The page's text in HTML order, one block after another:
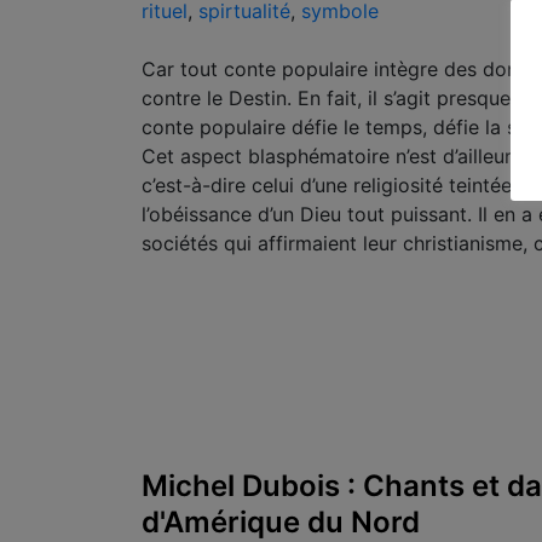
rituel, spirtualité, symbole
Car tout conte populaire intègre des
contre le Destin. En fait, il s’agit presque
conte populaire défie le temps, défie la
Cet aspect blasphématoire n’est d’ailleurs
c’est-à-dire celui d’une religiosité teintée
l’obéissance d’un Dieu tout puissant. Il en
sociétés qui affirmaient leur christianisme,
Michel Dubois : Chants et
d'Amérique du Nord